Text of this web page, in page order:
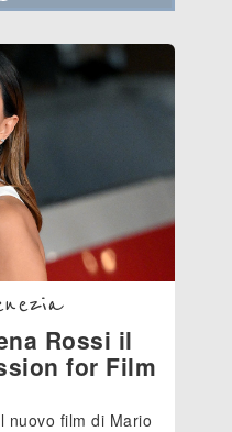
Rossi il
for Film
nuovo film di Mario